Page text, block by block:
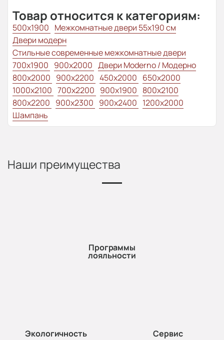
Товар относится к категориям:
500x1900 Межкомнатные двери 55х190 см
Двери модерн
Стильные современные межкомнатные двери
700x1900 900x2000 Двери Moderno / Модерно
800x2000 900x2200 450x2000 650x2000
1000x2100 700x2200 900x1900 800x2100
800x2200 900x2300 900x2400 1200x2000
Шампань
Наши преимущества
Программы
лояльности
Экологичность Сервис